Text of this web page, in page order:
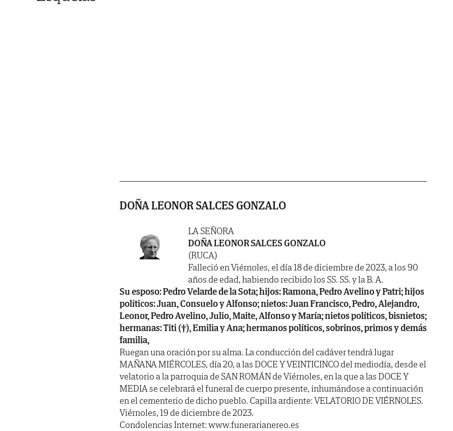
DOÑA LEONOR SALCES GONZALO
LA SEÑORA
DOÑA LEONOR SALCES GONZALO
(RUCA)
Falleció en Viérnoles, el día 18 de diciembre de 2023, a los 90
años de edad, habiendo recibido los SS. SS. y la B. A.
Su esposo: Pedro Velarde de la Sota; hijos: Ramona, Pedro Avelino y Patri; hijos
políticos: Juan, Consuelo y Alfonso; nietos: Juan Francisco, Pedro, Alejandro,
Leonor, Pedro Avelino, Julio, Maite, Alfonso y María; nietos políticos, bisnietos;
hermanas: Titi (†), Emilia y Ana; hermanos políticos, sobrinos, primos y demás
familia,
Ruegan una oración por su alma. La conducción del cadáver tendrá lugar
MAÑANA MIÉRCOLES, día 20, a las DOCE Y VEINTICINCO del mediodía, desde el
velatorio a la parroquia de SAN ROMÁN de Viérnoles, en la que a las DOCE Y
MEDIA se celebrará el funeral de cuerpo presente, inhumándose a continuación
en el cementerio de dicho pueblo. Capilla ardiente: VELATORIO DE VIÉRNOLES.
Viérnoles, 19 de diciembre de 2023.
Condolencias Internet: www.funerarianereo.es